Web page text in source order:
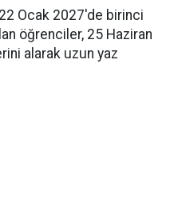
22 Ocak 2027'de birinci
öğrenciler, 25 Haziran
alarak uzun yaz